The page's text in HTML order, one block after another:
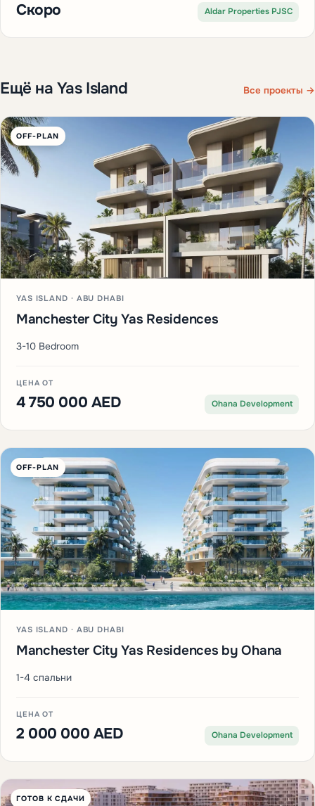
Скоро Aldar Properties PJSC
Ещё на Yas Island Все проекты →
OFF-PLAN
YAS ISLAND · ABU DHABI
Manchester City Yas Residences
3-10 Bedroom
ЦЕНА ОТ
4 750 000 AED Ohana Development
OFF-PLAN
YAS ISLAND · ABU DHABI
Manchester City Yas Residences by Ohana
1-4 спальни
ЦЕНА ОТ
2 000 000 AED Ohana Development
ГОТОВ К СДАЧИ